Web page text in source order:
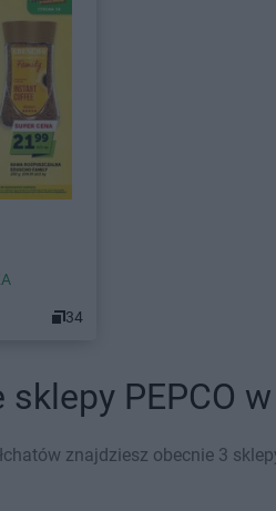
34
sklepy PEPCO
znajdziesz obecnie 3